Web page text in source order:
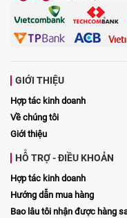
GIỚI THIỆU
Hợp tác kinh doanh
Về chúng tôi
Giới thiệu
HỖ TRỢ - ĐIỀU KHOẢN
Hợp tác kinh doanh
Hướng dẫn mua hàng
Bao lâu tôi nhận được hàng